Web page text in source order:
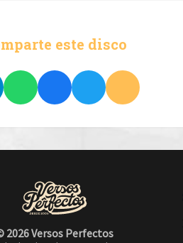
este disco
2026 Versos Perfectos